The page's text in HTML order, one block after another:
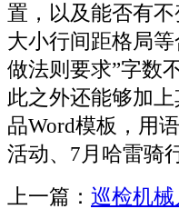
置，以及能否有
大小行间距格局
做法则要求”字数
此之外还能够加
品Word模板，用
活动、7月哈雷骑
上一篇： 巡检机